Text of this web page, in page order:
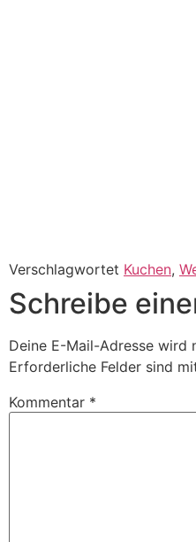
Verschlagwortet Kuchen,
Schreibe
Deine E-Mail-Adresse
Erforderliche Felder sind
Kommentar *